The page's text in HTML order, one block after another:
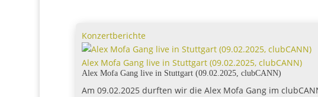
Konzertberichte
Alex Mofa Gang live in Stuttgart (09.02.2025, clubCANN)
Alex Mofa Gang live in Stuttgart (09.02.2025, clubCANN)
Am 09.02.2025 durften wir die Alex Mofa Gang im